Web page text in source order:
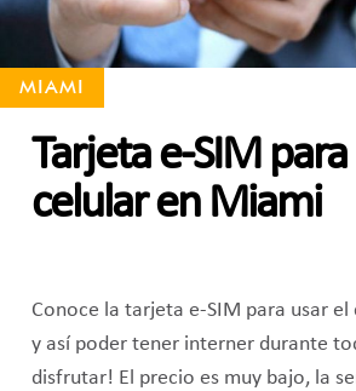
MIAMI
Tarjeta e-SIM
celular en Miami
Conoce la tarjeta e-SIM para usar
y así poder tener interner durante
disfrutar! El precio es muy bajo, la